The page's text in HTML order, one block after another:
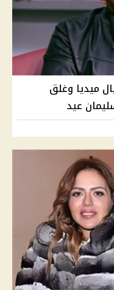
ميديا وغلق
عيد